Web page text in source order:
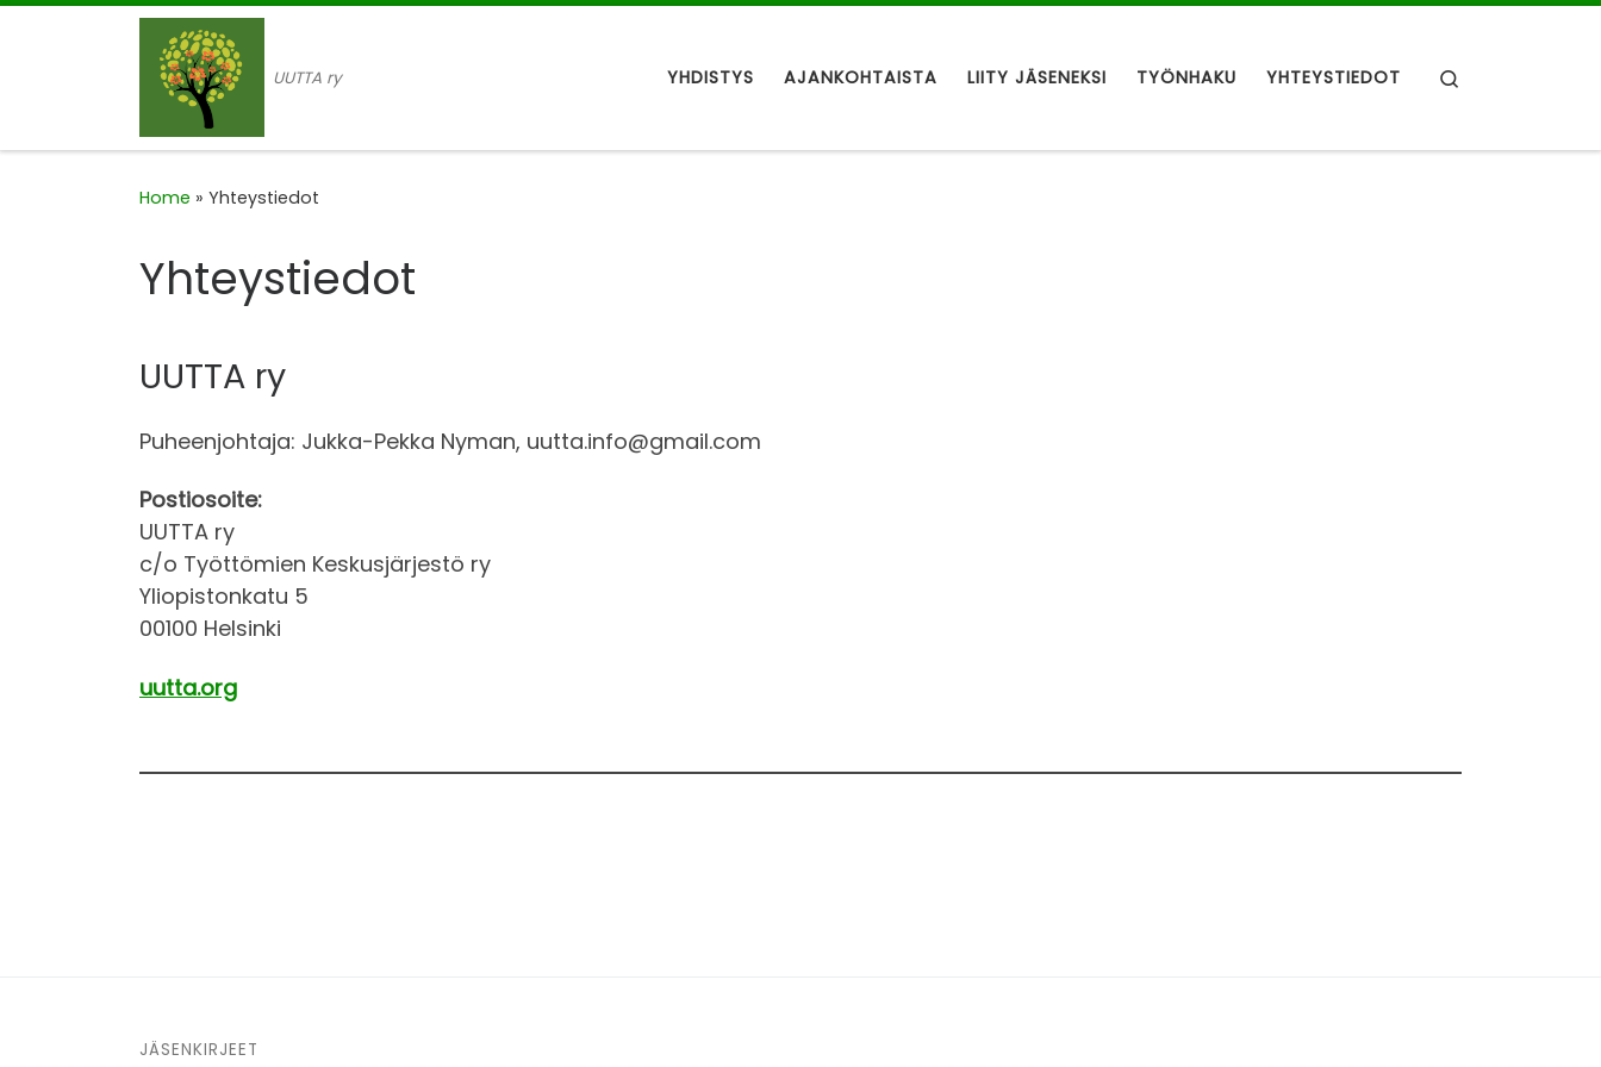
UUTTA ry YHDISTYS AJANKOHTAISTA LIITY JÄSENEKSI TYÖNHAKU YHTEYSTIEDOT
Home » Yhteystiedot
Yhteystiedot
UUTTA ry
Puheenjohtaja: Jukka-Pekka Nyman, uutta.info@gmail.com
Postiosoite:
UUTTA ry
c/o Työttömien Keskusjärjestö ry
Yliopistonkatu 5
00100 Helsinki
uutta.org
JÄSENKIRJEET